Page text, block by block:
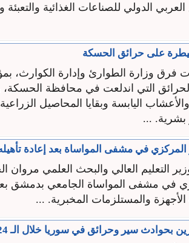
الدولي للصناعات الغذائية والتعبئة
على حرائق الحسكة
وزارة الطوارئ وإدارة الكوارث،
التي اندلعت في محافظة
والأعشاب اليابسة وبقايا المحاصيل
بشرية. ...
المركزي في مشفى المواساة بعد إعادة
التعليم العالي والبحث العلمي مروان
في مشفى المواساة الجامعي بدمشق بعد
والمستلزمات المخبرية. ...
سير وحرائق في سوريا خلال الـ 24 ساعة الماضية